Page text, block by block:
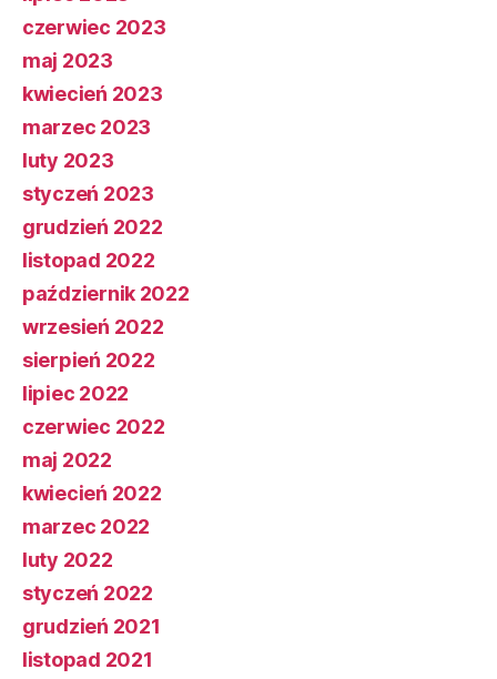
czerwiec 2023
maj 2023
kwiecień 2023
marzec 2023
luty 2023
styczeń 2023
grudzień 2022
listopad 2022
październik 2022
wrzesień 2022
sierpień 2022
lipiec 2022
czerwiec 2022
maj 2022
kwiecień 2022
marzec 2022
luty 2022
styczeń 2022
grudzień 2021
listopad 2021